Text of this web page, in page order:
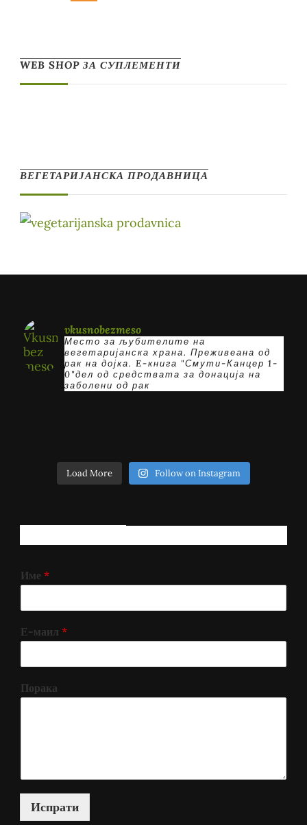
WEB SHOP ЗА СУПЛЕМЕНТИ
ВЕГЕТАРИЈАНСКА ПРОДАВНИЦА
vkusnobezmeso
Место за љубителите на
вегетаријанска храна. Преживеана од
рак на дојка. E-книга "Смути-Канцер 1-
0"дел од средствата за донација на
заболени од рак
Load More Follow on Instagram
Име *
Е-маил *
Порака
Испрати